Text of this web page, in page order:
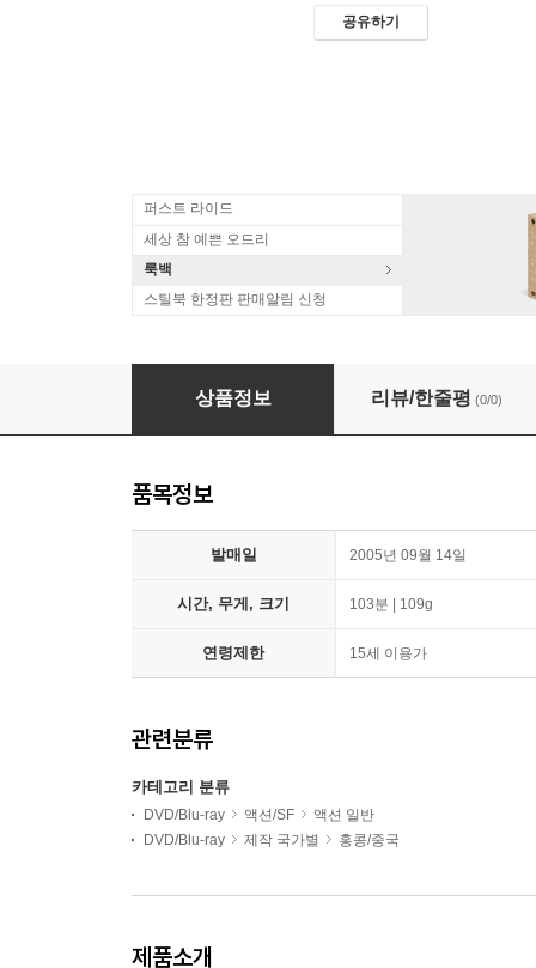
공유하기
퍼스트 라이드
세상 참 예쁜 오드리
룩백
스틸북 한정판 판매알림 신청
중화도협
상품정보 리뷰/한줄평 (0/0)
품목정보
발매일 2005년 09월 14일
시간, 무게, 크기 103분 | 109g
연령제한 15세 이용가
관련분류
카테고리 분류
DVD/Blu-ray 액션/SF
액션 일반
DVD/Blu-ray
제작 국가별 홍콩/중국
제품소개